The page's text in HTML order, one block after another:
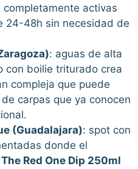
activas
24-48h sin necesidad de
: aguas de alta
con boilie triturado crea
compleja que puede
carpas que ya conocen
(Guadalajara): spot con
donde el
Red One Dip 250ml